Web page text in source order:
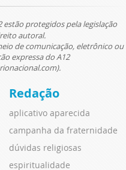
estão protegidos pela legislação
autoral.
de comunicação, eletrônico ou
expressa do A12
Redação
aplicativo aparecida
campanha da fraternidade
dúvidas religiosas
espiritualidade